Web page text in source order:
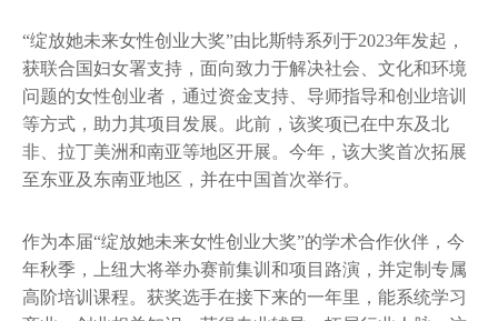
“绽放她未来女性创业大奖”由比斯特系列于2023年发起，
获联合国妇女署支持，面向致力于解决社会、文化和环境
问题的女性创业者，通过资金支持、导师指导和创业培训
等方式，助力其项目发展。此前，该奖项已在中东及北
非、拉丁美洲和南亚等地区开展。今年，该大奖首次拓展
至东亚及东南亚地区，并在中国首次举行。
作为本届“绽放她未来女性创业大奖”的学术合作伙伴，今
年秋季，上纽大将举办赛前集训和项目路演，并定制专属
高阶培训课程。获奖选手在接下来的一年里，能系统学习